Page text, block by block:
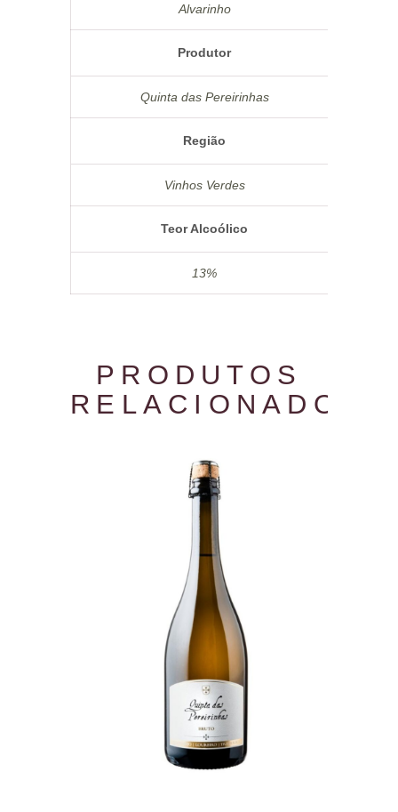
Alvarinho
Produtor
Quinta das Pereirinhas
Região
Vinhos Verdes
Teor Alcoólico
13%
PRODUTOS
RELACIONADOS